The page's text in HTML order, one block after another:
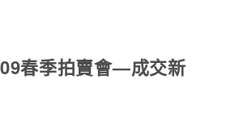
春季拍賣會—成交新